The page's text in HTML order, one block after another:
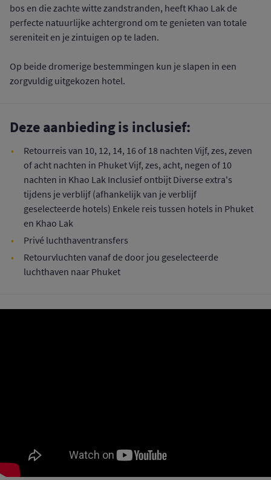
bos en die zachte witte zandstranden, heeft Khao Lak de
perfecte natuurlijke achtergrond om te genieten van totale
sereniteit en je zintuigen op te laden.
Op beide dromerige bestemmingen kun je slapen in een
zorgvuldig uitgekozen hotel.
Deze aanbieding is inclusief:
Retourreis van 10, 12, 14, 16 of 18 nachten Vijf, zes, zeven
of acht nachten in Phuket Vijf, zes, acht, negen of 10
nachten in Khao Lak Inclusief ontbijt Diverse extra's
tijdens je verblijf (afhankelijk van je verblijf
geselecteerde hotels) Enkele reis tussen hotels in Phuket
en Khao Lak
Privé luchthaventransfers
Retourvluchten vanaf de door jou geselecteerde
luchthaven naar Phuket